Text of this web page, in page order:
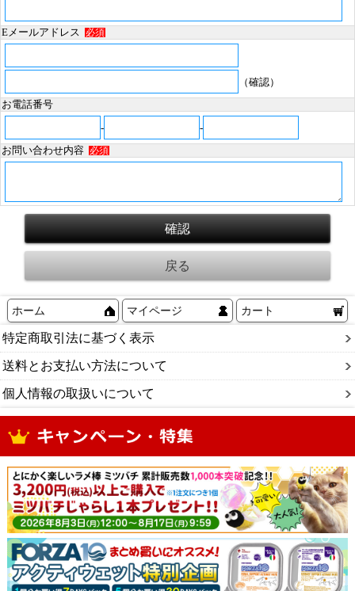
Eメールアドレス 必須
（確認）
お電話番号
-
-
お問い合わせ内容
必須
ホーム マイページ カート
特定商取引法に基づく表示
送料とお支払い方法について
個人情報の取扱いについて